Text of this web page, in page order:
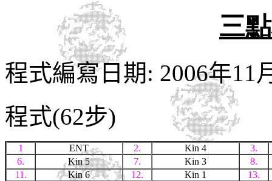
三
程式編寫日期: 2006年11
程式(62步)
1 ENT 2. Kin 4
3.
6.
Kin 5 7. Kin 3
8.
11.
Kin 6 12. Kin 1
13.